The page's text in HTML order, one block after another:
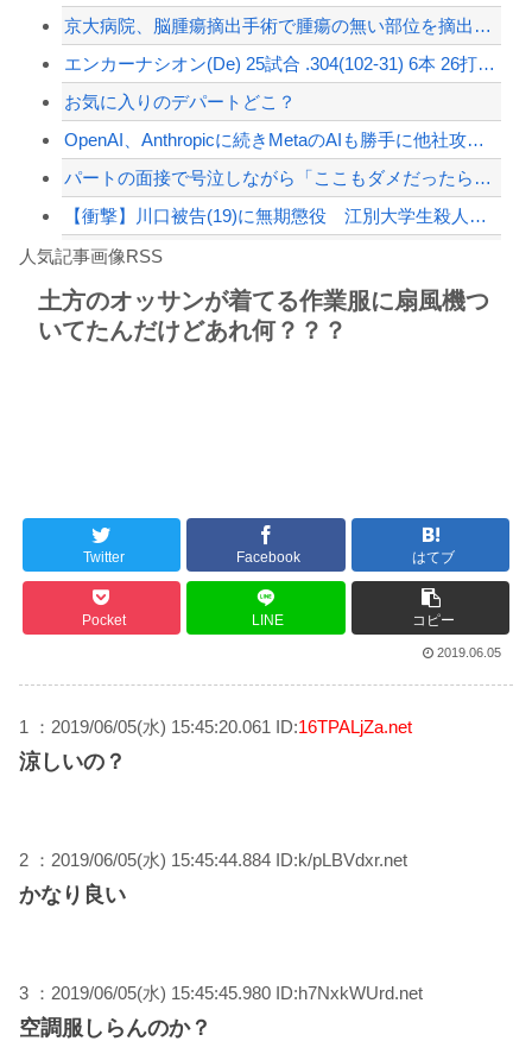
【悲報】みいちゃんの作者さん、泣いてしまう😢
【配信者】「金バエ」のSNS更新が1週間途絶え、様々な憶測が飛び交う。1週間ぶり...
Powered by livedoor 相互RSS
京大病院、脳腫瘍摘出手術で腫瘍の無い部位を摘出してしまう 手術ミスで50代女性患...
エンカーナシオン(De) 25試合 .304(102-31) 6本 26打点 出...
お気に入りのデパートどこ？
OpenAI、Anthropicに続きMetaのAIも勝手に他社攻撃 嘘ξけど何...
パートの面接で号泣しながら「ここもダメだったらもう食べていけないんです」って熱弁...
【衝撃】川口被告(19)に無期懲役 江別大学生殺人事件、19歳で取り返しのつかな...
【第一位】車で要らない装備、「電動シート」に決まる・・・
8/4のニュース
Powered by livedoor 相互RSS
人気記事画像RSS
土方のオッサンが着てる作業服に扇風機つ
いてたんだけどあれ何？？？
Twitter Facebook はてブ
Pocket LINE コピー
2019.06.05
1 ：2019/06/05(水) 15:45:20.061 ID:16TPALjZa.net
涼しいの？
2 ：2019/06/05(水) 15:45:44.884 ID:k/pLBVdxr.net
かなり良い
3 ：2019/06/05(水) 15:45:45.980 ID:h7NxkWUrd.net
空調服しらんのか？